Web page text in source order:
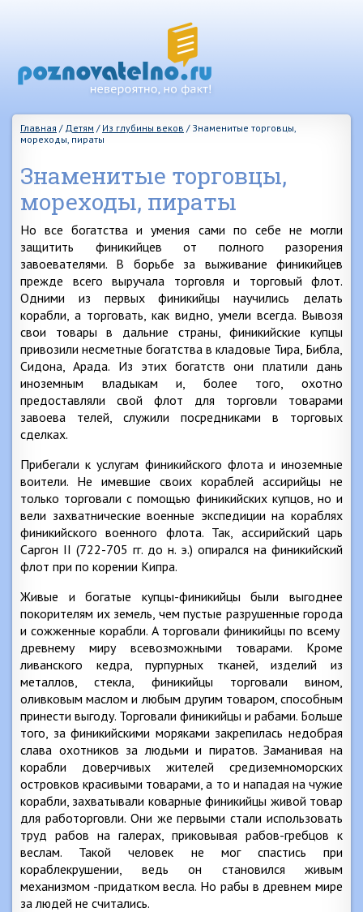
Главная / Детям / Из глубины веков / Знаменитые торговцы,
мореходы, пираты
Знаменитые торговцы,
мореходы, пираты
Но все богатства и умения сами по себе не могли
защитить финикийцев от полного разорения
завоевателями. В борьбе за выживание финикийцев
прежде всего выручала торговля и торговый флот.
Одними из первых финикийцы научились делать
корабли, а торговать, как видно, умели всегда. Вывозя
свои товары в дальние страны, финикийские купцы
привозили несметные богатства в кладовые Тира, Библа,
Сидона, Арада. Из этих богатств они платили дань
иноземным владыкам и, более того, охотно
предоставляли свой флот для торговли товарами
завоева телей, служили посредниками в торговых
сделках.
Прибегали к услугам финикийского флота и иноземные
воители. Не имевшие своих кораблей ассирийцы не
только торговали с помощью финикийских купцов, но и
вели захватнические военные экспедиции на кораблях
финикийского военного флота. Так, ассирийский царь
Саргон II (722-705 гг. до н. э.) опирался на финикийский
флот при по корении Кипра.
Живые и богатые купцы-финикийцы были выгоднее
покорителям их земель, чем пустые разрушенные города
и сожженные корабли. А торговали финикийцы по всему
древнему миру всевозможными товарами. Кроме
ливанского кедра, пурпурных тканей, изделий из
металлов, стекла, финикийцы торговали вином,
оливковым маслом и любым другим товаром, способным
принести выгоду. Торговали финикийцы и рабами. Больше
того, за финикийскими моряками закрепилась недобрая
слава охотников за людьми и пиратов. Заманивая на
корабли доверчивых жителей средиземноморских
островков красивыми товарами, а то и нападая на чужие
корабли, захватывали коварные финикийцы живой товар
для работорговли. Они же первыми стали использовать
труд рабов на галерах, приковывая рабов-гребцов к
веслам. Такой человек не мог спастись при
кораблекрушении, ведь он становился живым
механизмом -придатком весла. Но рабы в древнем мире
за людей не считались.